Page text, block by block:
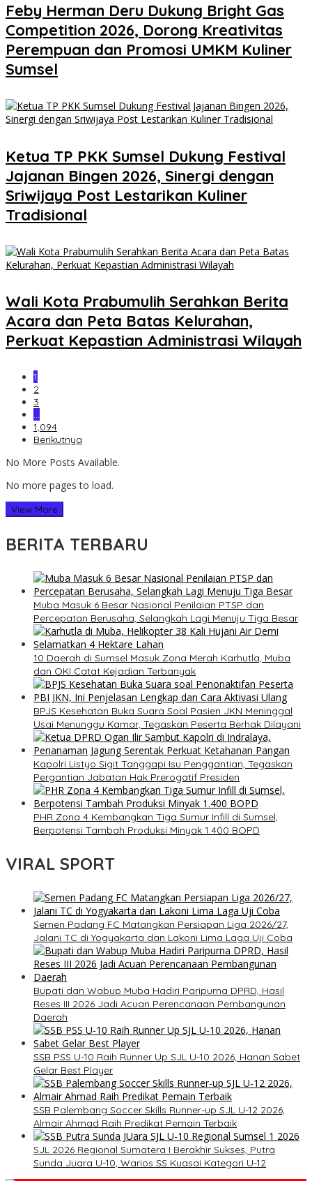
Feby Herman Deru Dukung Bright Gas
Competition 2026, Dorong Kreativitas
Perempuan dan Promosi UMKM Kuliner
Sumsel
Ketua TP PKK Sumsel Dukung Festival
Jajanan Bingen 2026, Sinergi dengan
Sriwijaya Post Lestarikan Kuliner
Tradisional
Wali Kota Prabumulih Serahkan Berita
Acara dan Peta Batas Kelurahan,
Perkuat Kepastian Administrasi Wilayah
1
2
3
…
1,094
Berikutnya
No More Posts Available.
No more pages to load.
View More
BERITA TERBARU
Muba Masuk 6 Besar Nasional Penilaian PTSP dan
Percepatan Berusaha, Selangkah Lagi Menuju Tiga Besar
10 Daerah di Sumsel Masuk Zona Merah Karhutla, Muba
dan OKI Catat Kejadian Terbanyak
BPJS Kesehatan Buka Suara Soal Pasien JKN Meninggal
Usai Menunggu Kamar, Tegaskan Peserta Berhak Dilayani
Kapolri Listyo Sigit Tanggapi Isu Penggantian, Tegaskan
Pergantian Jabatan Hak Prerogatif Presiden
PHR Zona 4 Kembangkan Tiga Sumur Infill di Sumsel,
Berpotensi Tambah Produksi Minyak 1.400 BOPD
VIRAL SPORT
Semen Padang FC Matangkan Persiapan Liga 2026/27,
Jalani TC di Yogyakarta dan Lakoni Lima Laga Uji Coba
Bupati dan Wabup Muba Hadiri Paripurna DPRD, Hasil
Reses III 2026 Jadi Acuan Perencanaan Pembangunan
Daerah
SSB PSS U-10 Raih Runner Up SJL U-10 2026, Hanan Sabet
Gelar Best Player
SSB Palembang Soccer Skills Runner-up SJL U-12 2026,
Almair Ahmad Raih Predikat Pemain Terbaik
SJL 2026 Regional Sumatera I Berakhir Sukses, Putra
Sunda Juara U-10, Warios SS Kuasai Kategori U-12